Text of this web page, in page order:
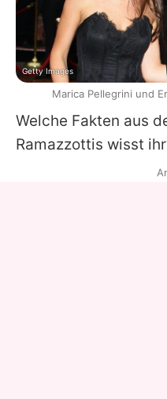
Welche Fakten aus
Ramazzottis wisst
Getty Images
Marica Pellegrini und